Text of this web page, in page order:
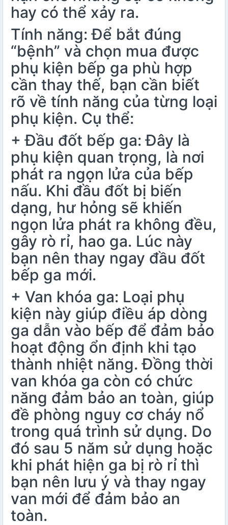
hay có thể xảy ra.
Tính năng: Để bắt đúng
“bệnh” và chọn mua được
phụ kiện bếp ga phù hợp
cần thay thế, bạn cần biết
rõ về tính năng của từng loại
phụ kiện. Cụ thể:
+ Đầu đốt bếp ga: Đây là
phụ kiện quan trọng, là nơi
phát ra ngọn lửa của bếp
nấu. Khi đầu đốt bị biến
dạng, hư hỏng sẽ khiến
ngọn lửa phát ra không đều,
gây rò rỉ, hao ga. Lúc này
bạn nên thay ngay đầu đốt
bếp ga mới.
+ Van khóa ga: Loại phụ
kiện này giúp điều áp dòng
ga dẫn vào bếp để đảm bảo
hoạt động ổn định khi tạo
thành nhiệt năng. Đồng thời
van khóa ga còn có chức
năng đảm bảo an toàn, giúp
đề phòng nguy cơ cháy nổ
trong quá trình sử dụng. Do
đó sau 5 năm sử dụng hoặc
khi phát hiện ga bị rò rỉ thì
bạn nên lưu ý và thay ngay
van mới để đảm bảo an
toàn.